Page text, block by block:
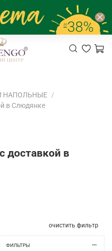
НАПОЛЬНЫЕ
в Слюдянке
доставкой в
очистить фильтр
ФИЛЬТРЫ